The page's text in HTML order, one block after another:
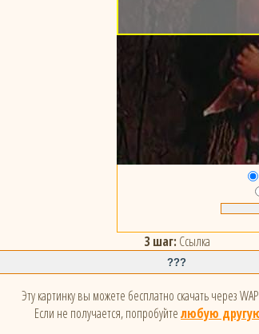
3 шаг: Ссылка
Эту картинку вы можете бесплатно скачать через
Если не получается, попробуйтелюбую